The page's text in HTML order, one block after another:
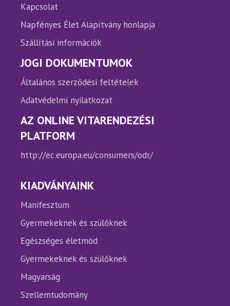
Kapcsolat
Napfényes Élet Alapítvány honlapja
Szállítási információk
JOGI DOKUMENTUMOK
Általános szerződési feltételek
Adatvédelmi nyilatkozat
AZ ONLINE VITARENDEZÉSI
PLATFORM
http://ec.europa.eu/consumers/odr/
KIADVÁNYAINK
Manifesztum
Gyermekeknek és szülőknek
Egészséges életmód
Gyermekeknek és szülőknek
Magyarság
Szellemtudomány